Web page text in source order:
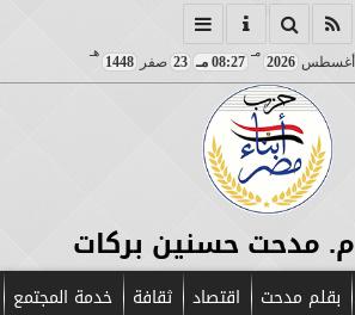
أغسطس 2026
مـ
08:27 مـ 23 صفر 1448
هـ
م. مدحت حسنين بركات
بقلم مدحت اقتصاد ثقافة خدمة المجتمع